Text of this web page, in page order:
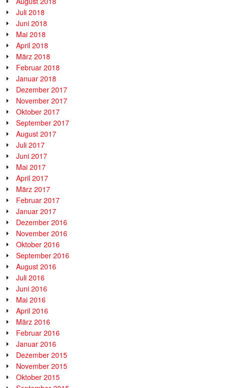
Juli 2018
Juni 2018
Mai 2018
April 2018
März 2018
Februar 2018
Januar 2018
Dezember 2017
November 2017
Oktober 2017
September 2017
August 2017
Juli 2017
Juni 2017
Mai 2017
April 2017
März 2017
Februar 2017
Januar 2017
Dezember 2016
November 2016
Oktober 2016
September 2016
August 2016
Juli 2016
Juni 2016
Mai 2016
April 2016
März 2016
Februar 2016
Januar 2016
Dezember 2015
November 2015
Oktober 2015